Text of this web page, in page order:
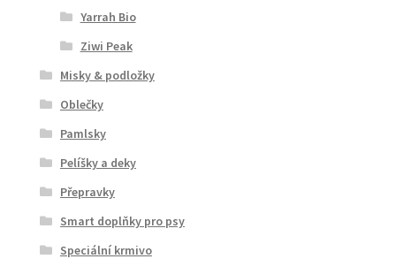
Yarrah Bio
Ziwi Peak
Misky & podložky
Oblečky
Pamlsky
Pelíšky a deky
Přepravky
Smart doplňky pro psy
Speciální krmivo